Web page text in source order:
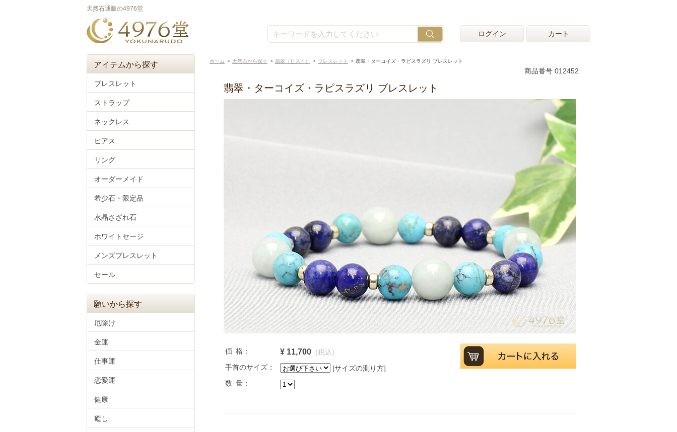
天然石通販の4976堂
ログイン カート
ホーム 天然石から探す 翡翠（ヒスイ） ブレスレット 翡翠・ターコイズ・ラピスラズリ ブレスレット
商品番号 012452
翡翠・ターコイズ・ラピスラズリ ブレスレット
価 格： ¥ 11,700 (税込)
手首のサイズ：
[サイズの測り方]
数 量：
アイテムから探す
ブレスレット
ストラップ
ネックレス
ピアス
リング
オーダーメイド
希少石・限定品
水晶さざれ石
ホワイトセージ
メンズブレスレット
セール
願いから探す
厄除け
金運
仕事運
恋愛運
健康
癒し